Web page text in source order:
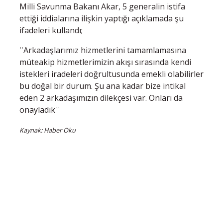
Milli Savunma Bakanı Akar, 5 generalin istifa
ettiği iddialarına ilişkin yaptığı açıklamada şu
ifadeleri kullandı;
''Arkadaşlarımız hizmetlerini tamamlamasına
müteakip hizmetlerimizin akışı sırasında kendi
istekleri iradeleri doğrultusunda emekli olabilirler
bu doğal bir durum. Şu ana kadar bize intikal
eden 2 arkadaşımızın dilekçesi var. Onları da
onayladık''
Kaynak: Haber Oku